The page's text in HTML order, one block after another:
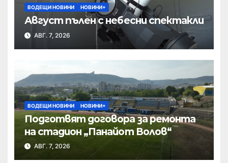
ВОДЕЩИ НОВИНИ НОВИНИ+
Август пълен с небесни спектакли
АВГ. 7, 2026
ВОДЕЩИ НОВИНИ НОВИНИ+
Подготвят договора за ремонта
на стадион „Панайот Волов“
АВГ. 7, 2026